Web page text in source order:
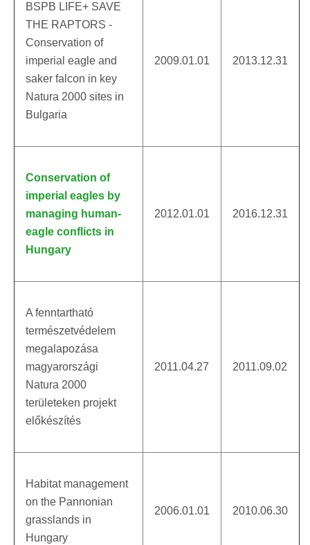
BSPB LIFE+ SAVE
THE RAPTORS -
Conservation of
imperial eagle and
saker falcon in key
Natura 2000 sites in
Bulgaria
2009.01.01 2013.12.31
Conservation of
imperial eagles by
managing human-
eagle conflicts in
Hungary
2012.01.01 2016.12.31
A fenntartható
természetvédelem
megalapozása
magyarországi
Natura 2000
területeken projekt
előkészítés
2011.04.27 2011.09.02
Habitat management
on the Pannonian
grasslands in
Hungary
2006.01.01 2010.06.30